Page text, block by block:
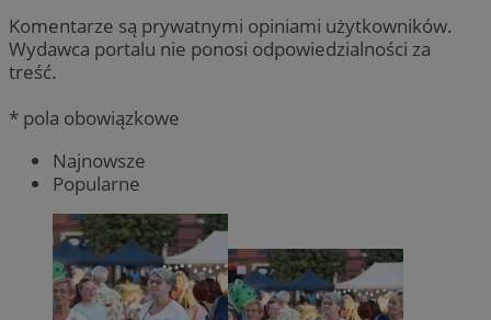
Komentarze są prywatnymi opiniami użytkowników.
Wydawca portalu nie ponosi odpowiedzialności za
treść.
* pola obowiązkowe
Najnowsze
Popularne